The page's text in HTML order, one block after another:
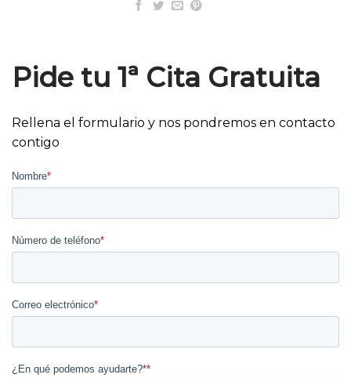
Pide tu 1ª Cita Gratuita
Rellena el formulario y nos pondremos en contacto
contigo